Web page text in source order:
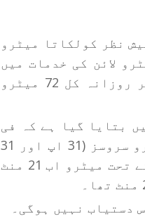
پیش نظر کولکاتا میٹرو
لائن کی خدمات میں
اضافہ کرنے کا فیصلہ کیا ہے۔ اب 14 جولائی سے اس سیکشن پر روزانہ کل 72 میٹرو
بتایا گیا ہے کہ فی
الحال اس روٹ پر ہفتے کے پانچ کام کے دنوں میں کل 62 میٹرو سروسز (31 اپ اور 31
ڈاؤن) چلائی جا رہی ہیں۔ میٹرو حکام نے بتایا کہ نئے نظام کے تحت میٹرو اب 21 منٹ
دستیاب نہیں ہوگی۔